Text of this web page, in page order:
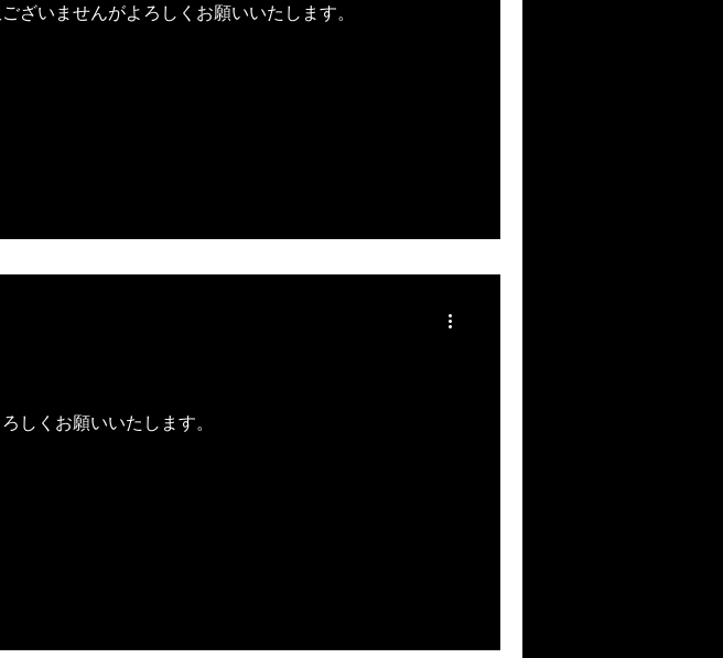
ざいませんがよろしくお願いいたします。
しくお願いいたします。